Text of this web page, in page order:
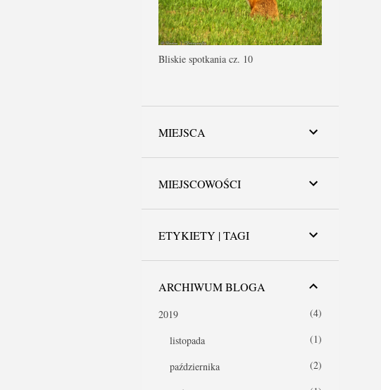
Bliskie spotkania cz. 10
MIEJSCA
MIEJSCOWOŚCI
ETYKIETY | TAGI
ARCHIWUM BLOGA
2019 4
listopada 1
października 2